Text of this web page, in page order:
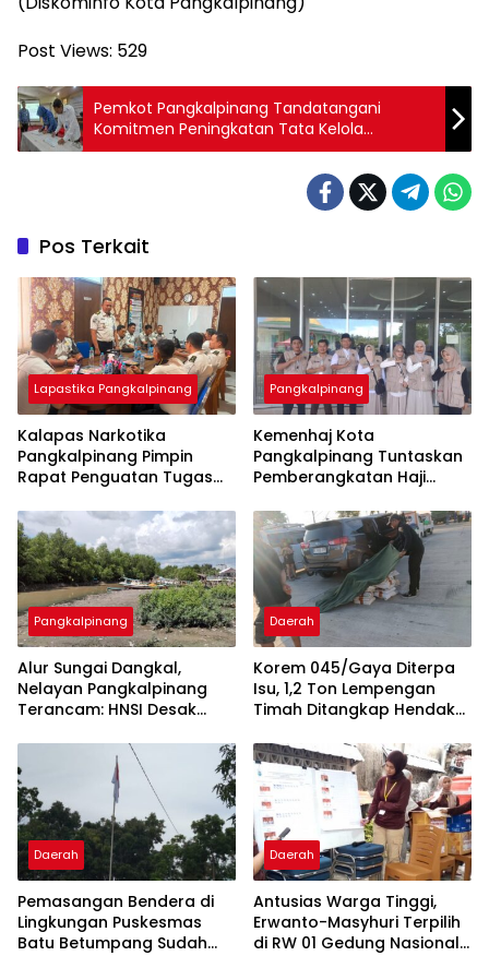
Post Views: 529
Pemkot Pangkalpinang Tandatangani
Komitmen Peningkatan Tata Kelola
Pemerintahan
Pos Terkait
Lapastika Pangkalpinang
Kalapas Narkotika
Pangkalpinang Pimpin
Rapat Penguatan Tugas
Dukungan 15 Program Aksi
Kementerian
Pangkalpinang
Kemenhaj Kota
Pangkalpinang Tuntaskan
Pemberangkatan Haji
Gabung Jemaah
Palembang
Pangkalpinang
Alur Sungai Dangkal,
Nelayan Pangkalpinang
Terancam: HNSI Desak
Daerah
Korem 045/Gaya Diterpa
Isu, 1,2 Ton Lempengan
Timah Ditangkap Hendak
Daerah
Pemasangan Bendera di
Lingkungan Puskesmas
Batu Betumpang Sudah
Daerah
Antusias Warga Tinggi,
Erwanto-Masyhuri Terpilih
di RW 01 Gedung Nasional